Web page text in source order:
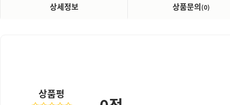
상세정보 상품문의(0)
상품평